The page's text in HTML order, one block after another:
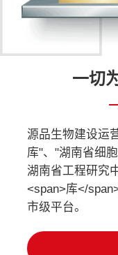
一切
源品生物建设运
库"、"湖南省细
湖南省工程研究
<span>库</
市级平台。